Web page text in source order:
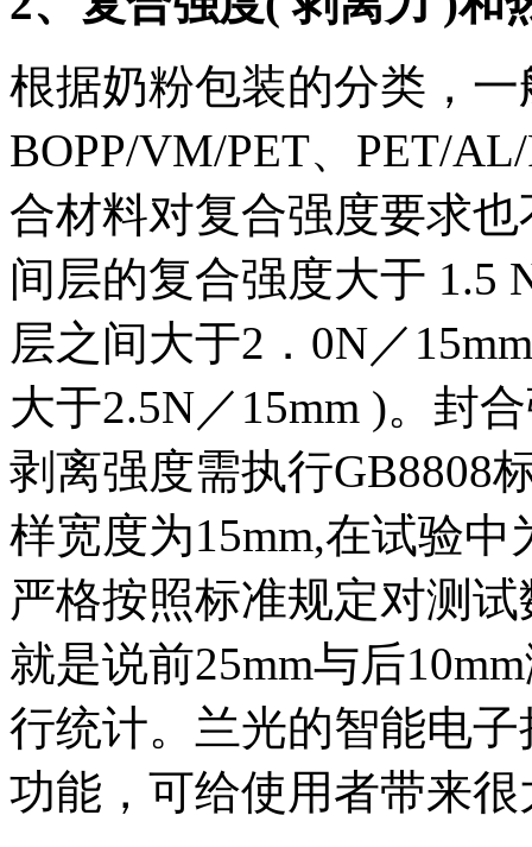
根据奶粉包装的分类，一
BOPP/VM/PET、PET/
合材料对复合强度要求
间层的复合强度大于 1.5
层之间大于2．0N／
大于2.5N／15mm )。封
剥离强度需执行GB8808
样宽度为15mm,在试验
严格按照标准规定对测
就是说前25mm与后
行统计。兰光的智能电
功能，可给使用者带来